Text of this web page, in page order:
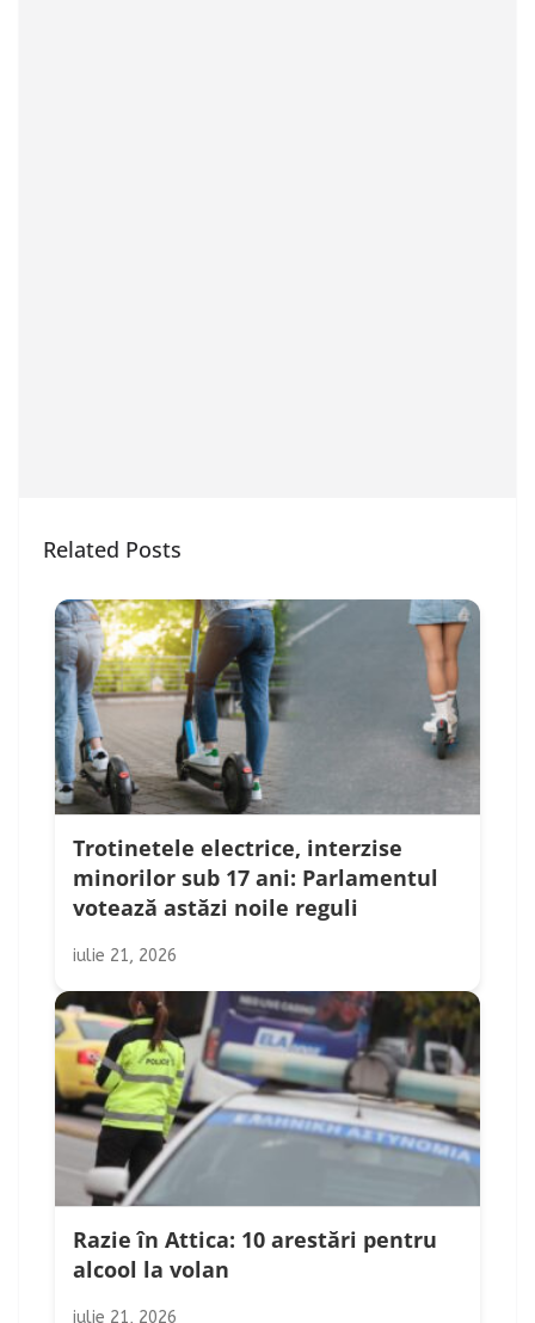
Related Posts
Trotinetele electrice, interzise
minorilor sub 17 ani: Parlamentul
votează astăzi noile reguli
iulie 21, 2026
Razie în Attica: 10 arestări pentru
alcool la volan
iulie 21, 2026